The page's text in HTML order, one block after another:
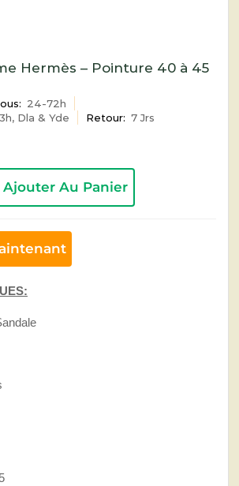
Hermès – Pointure 40 à 45
24-72h
3h, Dla & Yde Retour: 7 Jrs
Ajouter Au Panier